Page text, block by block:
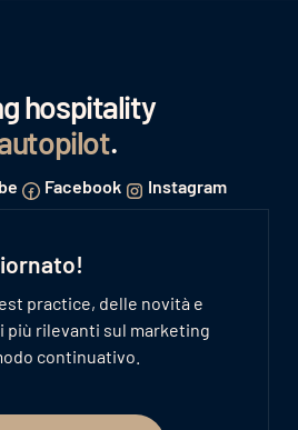
hospitality
.
Facebook Instagram
practice, delle novità e
più rilevanti sul marketing
continuativo.